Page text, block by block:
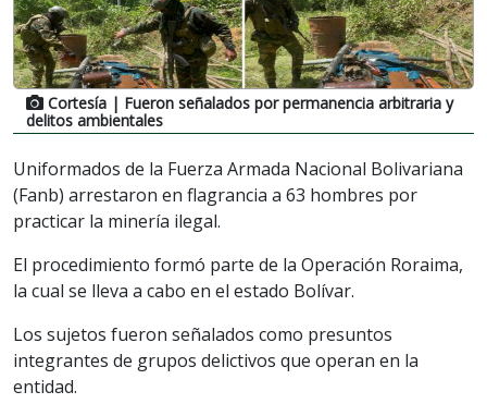
Cortesía | Fueron señalados por permanencia arbitraria y
delitos ambientales
Uniformados de la Fuerza Armada Nacional Bolivariana
(Fanb) arrestaron en flagrancia a 63 hombres por
practicar la minería ilegal.
El procedimiento formó parte de la Operación Roraima,
la cual se lleva a cabo en el estado Bolívar.
Los sujetos fueron señalados como presuntos
integrantes de grupos delictivos que operan en la
entidad.